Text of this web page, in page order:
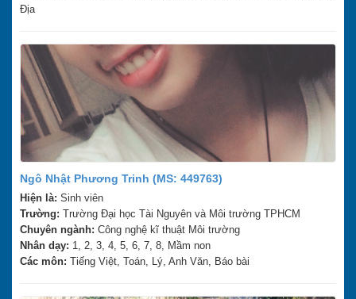
Địa
Ngô Nhật Phương Trinh (MS: 449763)
Hiện là: Sinh viên
Trường: Trường Đại học Tài Nguyên và Môi trường TPHCM
Chuyên ngành: Công nghệ kĩ thuật Môi trường
Nhân dạy: 1, 2, 3, 4, 5, 6, 7, 8, Mầm non
Các môn: Tiếng Việt, Toán, Lý, Anh Văn, Báo bài